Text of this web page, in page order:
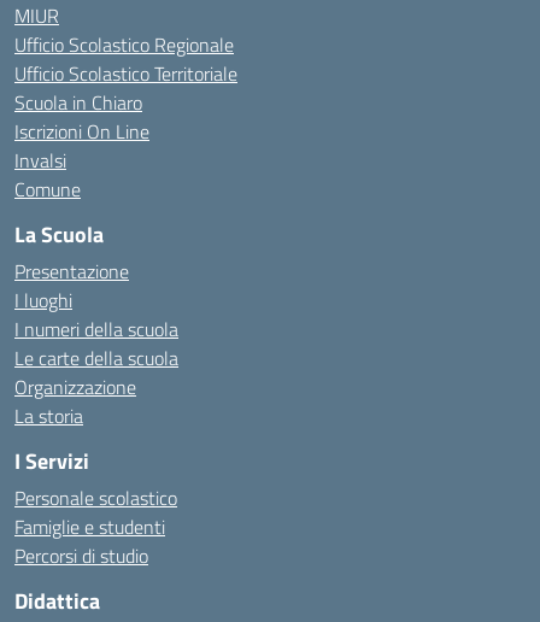
MIUR
Ufficio Scolastico Regionale
Ufficio Scolastico Territoriale
Scuola in Chiaro
Iscrizioni On Line
Invalsi
Comune
La Scuola
Presentazione
I luoghi
I numeri della scuola
Le carte della scuola
Organizzazione
La storia
I Servizi
Personale scolastico
Famiglie e studenti
Percorsi di studio
Didattica